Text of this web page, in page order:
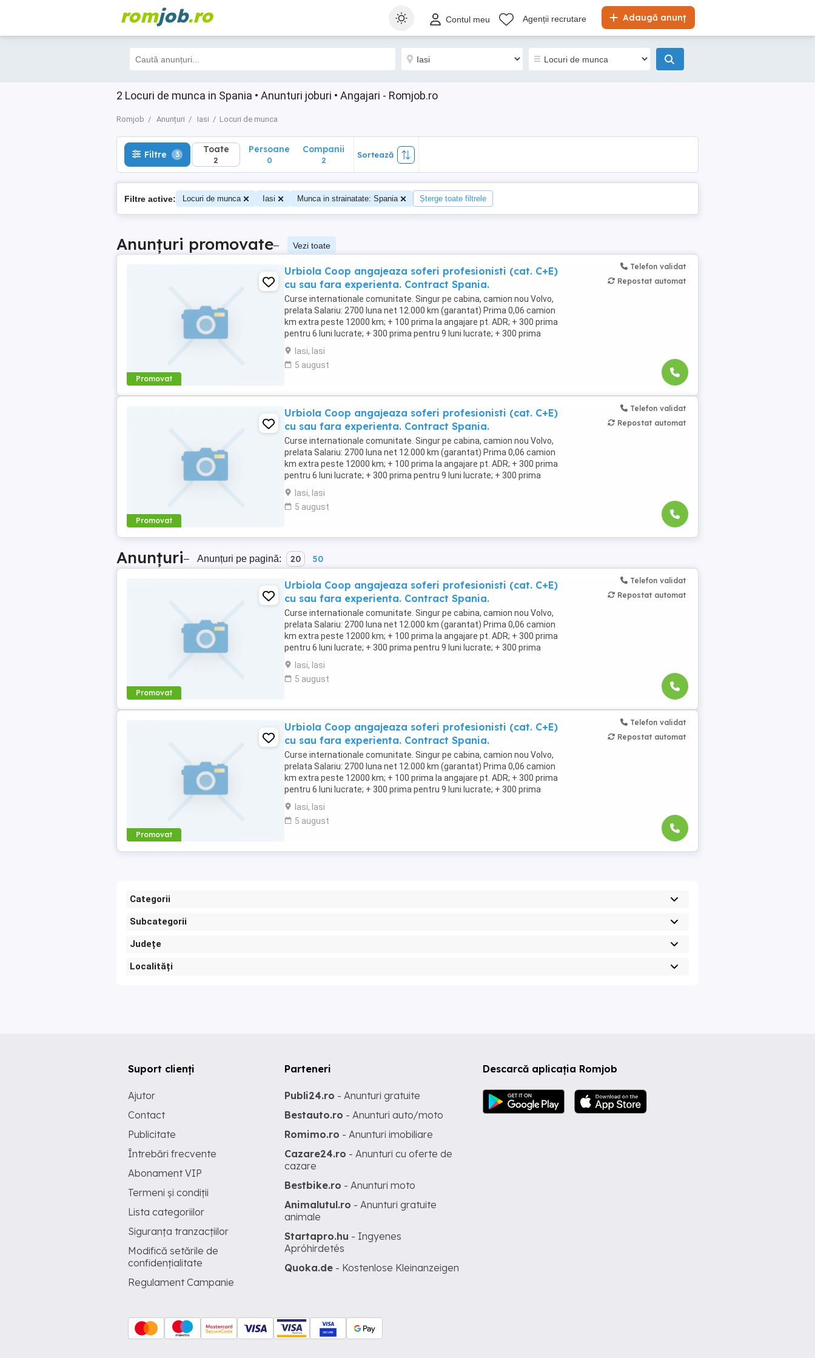
romjob.ro Adaugă anunț
Contul meu Agenții recrutare
2 Locuri de munca in Spania • Anunturi joburi • Angajari - Romjob.ro
Romjob Anunțuri Iasi Locuri de munca
Filtre 3 Toate
2
Filtre 3 Toate
2
Persoane
0
Companii
2
Sortează
Filtre active: Locuri de munca Iasi Munca in strainatate: Spania Șterge toate filtrele
Anunțuri promovate– Vezi toate
Promovat
Urbiola Coop angajeaza soferi profesionisti (cat. C+E)
cu sau fara experienta. Contract Spania.
Curse internationale comunitate. Singur pe cabina, camion nou Volvo,
prelata Salariu: 2700 luna net 12.000 km (garantat) Prima 0,06 camion
km extra peste 12000 km; + 100 prima la angajare pt. ADR; + 300 prima
pentru 6 luni lucrate; + 300 prima pentru 9 luni lucrate; + 300 prima
pentru 12 luni lucrate. Cazare, ...
Iasi, Iasi
5 august
Telefon validat
Repostat automat
Promovat
Urbiola Coop angajeaza soferi profesionisti (cat. C+E)
cu sau fara experienta. Contract Spania.
Curse internationale comunitate. Singur pe cabina, camion nou Volvo,
prelata Salariu: 2700 luna net 12.000 km (garantat) Prima 0,06 camion
km extra peste 12000 km; + 100 prima la angajare pt. ADR; + 300 prima
pentru 6 luni lucrate; + 300 prima pentru 9 luni lucrate; + 300 prima
pentru 12 luni lucrate. Cazare, ...
Iasi, Iasi
5 august
Telefon validat
Repostat automat
Anunțuri– Anunțuri pe pagină: 20 50
Promovat
Urbiola Coop angajeaza soferi profesionisti (cat. C+E)
cu sau fara experienta. Contract Spania.
Curse internationale comunitate. Singur pe cabina, camion nou Volvo,
prelata Salariu: 2700 luna net 12.000 km (garantat) Prima 0,06 camion
km extra peste 12000 km; + 100 prima la angajare pt. ADR; + 300 prima
pentru 6 luni lucrate; + 300 prima pentru 9 luni lucrate; + 300 prima
pentru 12 luni lucrate. Cazare, ...
Iasi, Iasi
5 august
Telefon validat
Repostat automat
Promovat
Urbiola Coop angajeaza soferi profesionisti (cat. C+E)
cu sau fara experienta. Contract Spania.
Curse internationale comunitate. Singur pe cabina, camion nou Volvo,
prelata Salariu: 2700 luna net 12.000 km (garantat) Prima 0,06 camion
km extra peste 12000 km; + 100 prima la angajare pt. ADR; + 300 prima
pentru 6 luni lucrate; + 300 prima pentru 9 luni lucrate; + 300 prima
pentru 12 luni lucrate. Cazare, ...
Iasi, Iasi
5 august
Telefon validat
Repostat automat
Categorii
Subcategorii
Județe
Localități
Descarcă aplicația Romjob
Suport clienți
Ajutor
Contact
Publicitate
Întrebări frecvente
Abonament VIP
Termeni și condiții
Lista categoriilor
Siguranța tranzacțiilor
Modifică setările de
confidențialitate
Regulament Campanie
Parteneri
Publi24.ro - Anunturi gratuite
Bestauto.ro - Anunturi auto/moto
Romimo.ro - Anunturi imobiliare
Cazare24.ro - Anunturi cu oferte de
cazare
Bestbike.ro - Anunturi moto
Animalutul.ro - Anunturi gratuite
animale
Startapro.hu - Ingyenes
Apróhirdetés
Quoka.de - Kostenlose Kleinanzeigen